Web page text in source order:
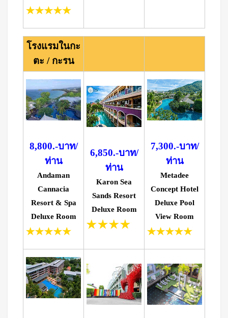
โรงแรมในกะ
ตะ / กะรน
8,800.-บาท/
ท่าน
Andaman
Cannacia
Resort & Spa
Deluxe Room
6,850.-บาท/
ท่าน
Karon Sea
Sands Resort
Deluxe Room
7,300.-บาท/
ท่าน
Metadee
Concept Hotel
Deluxe Pool
View Room